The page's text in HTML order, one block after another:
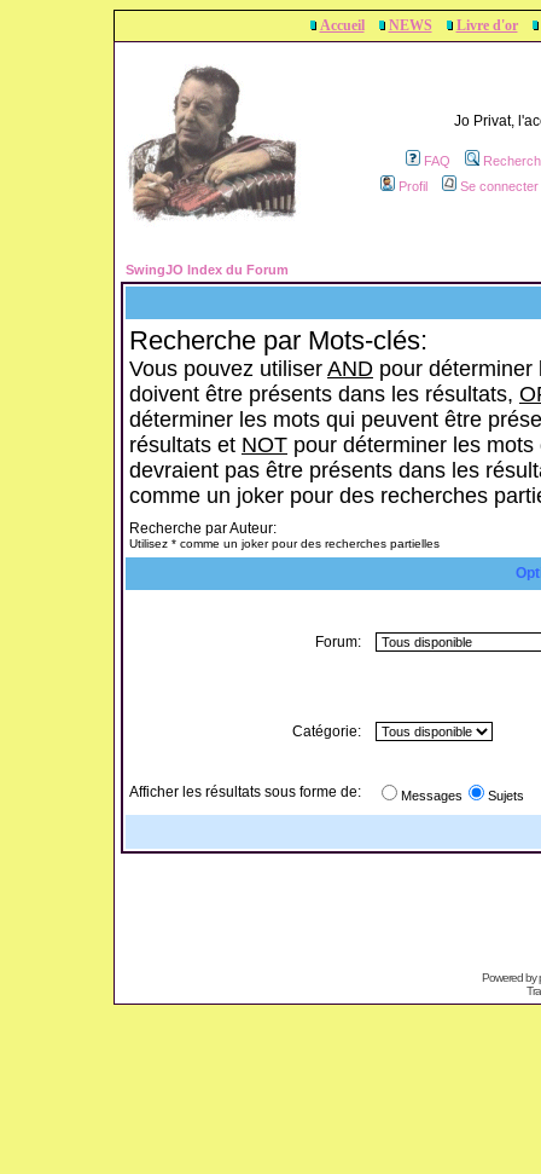
Accueil NEWS Livre d'or
Jo Privat,
FAQ
Profil
Se
SwingJO Index du Forum
Recherche par Mots-clés:
Vous pouvez utiliser AND pour déterminer
doivent être présents dans les résultats,
déterminer les mots qui peuvent être
résultats et NOT pour déterminer les mots
devraient pas être présents dans les
comme un joker pour des recherches
Recherche par Auteur:
Utilisez * comme un joker pour des recherches partielles
Forum:
Catégorie:
Afficher les résultats sous forme de: Messages Sujets
Powered by